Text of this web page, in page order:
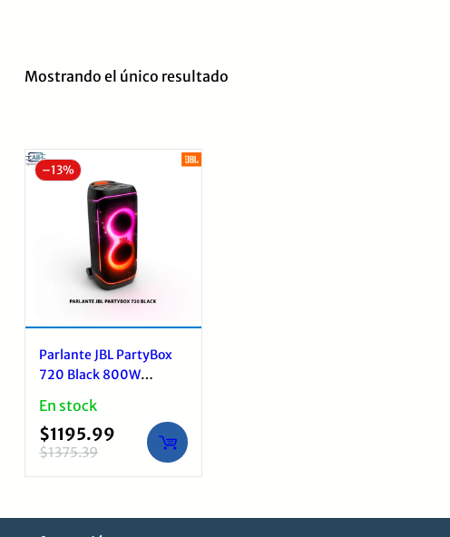
Mostrando el único resultado
–13%
Parlante JBL PartyBox
720 Black 800W
Luz IPX4
En stock
$1375.39
$1195.99